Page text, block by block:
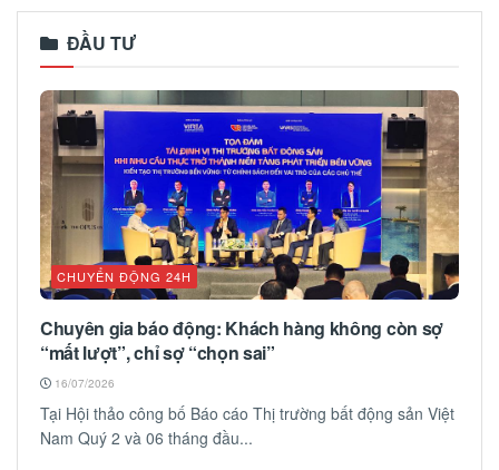
ĐẦU TƯ
CHUYỂN ĐỘNG 24H
Chuyên gia báo động: Khách hàng không còn sợ
“mất lượt”, chỉ sợ “chọn sai”
16/07/2026
Tại Hội thảo công bố Báo cáo Thị trường bất động sản Việt
Nam Quý 2 và 06 tháng đầu...